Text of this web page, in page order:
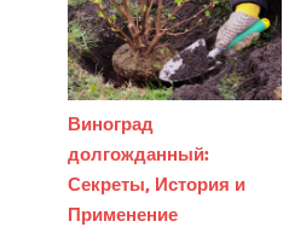
Виноград
долгожданный:
Секреты, История и
Применение